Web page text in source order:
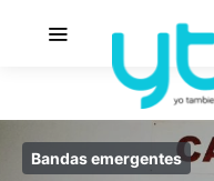
Bandas emergentes